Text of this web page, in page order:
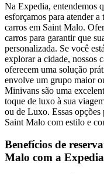
Na Expedia, entendemos
esforçamos para atender
carros em Saint Malo.
carros para garantir que
personalizada. Se você
explorar a cidade, nossos
oferecem uma solução
envolve um grupo maior
Minivans são uma
toque de luxo à sua
ou de Luxo. Essas
Saint Malo com estilo e
Benefícios de
Malo com a Expedia